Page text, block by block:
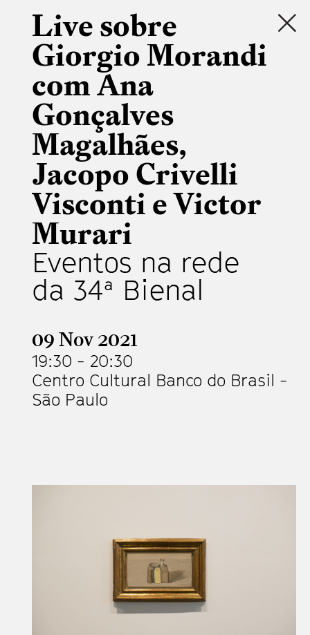
Live sobre
Giorgio Morandi
com Ana
Gonçalves
Magalhães,
Jacopo Crivelli
Visconti e Victor
Murari
Eventos na rede
da 34ª Bienal
09 Nov 2021
19:30 - 20:30
Centro Cultural Banco do Brasil -
São Paulo